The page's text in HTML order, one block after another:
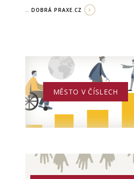
.. DOBRÁ PRAXE.CZ
MĚSTO V ČÍSLECH